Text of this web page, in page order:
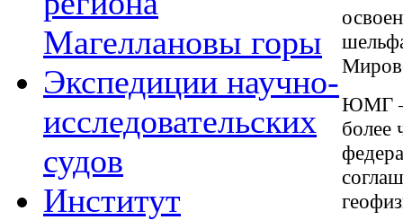
Магеллановы горы
Экспедиции научно-
исследовательских
судов
Институт
ЮМГ —
более